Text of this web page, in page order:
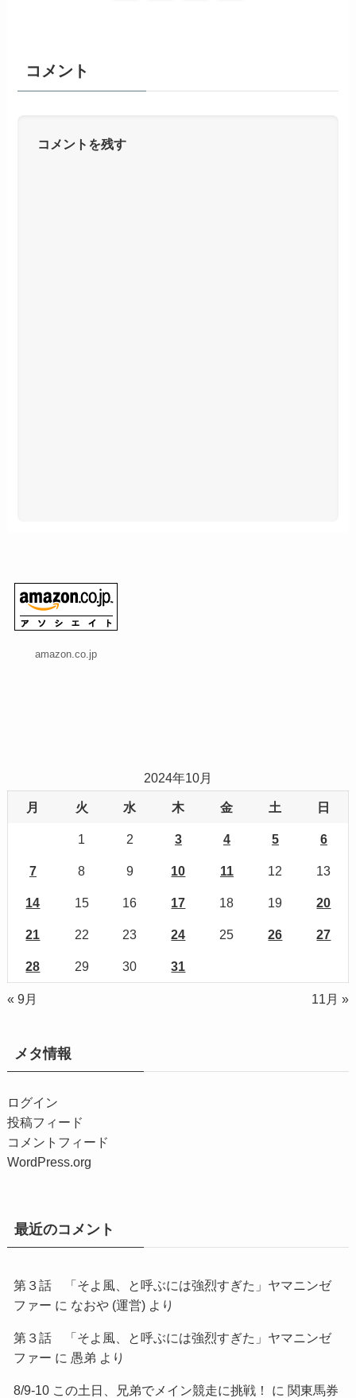
コメント
コメントを残す
amazon.co.jp
2024年10月
月 火 水 木 金 土 日
1 2 3 4 5 6
7 8 9 10 11 12 13
14 15 16 17 18 19 20
21 22 23 24 25 26 27
28 29 30 31
« 9月 11月 »
メタ情報
ログイン
投稿フィード
コメントフィード
WordPress.org
最近のコメント
第３話 「そよ風、と呼ぶには強烈すぎた」ヤマニンゼ
ファー に なおや (運営)より
第３話 「そよ風、と呼ぶには強烈すぎた」ヤマニンゼ
ファー に 愚弟 より
8/9-10 この土日、兄弟でメイン競走に挑戦！ に 関東馬券